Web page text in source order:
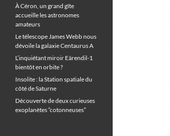
À Céron, un grand gîte
accueille les astronomes
amateurs
Le télescope James Webb nous
dévoile la galaxie Centaurus A
L’inquiétant miroir Eärendil-1
bientôt en orbite ?
Insolite : la Station spatiale du
côté de Saturne
Découverte de deux curieuses
exoplanètes “cotonneuses”